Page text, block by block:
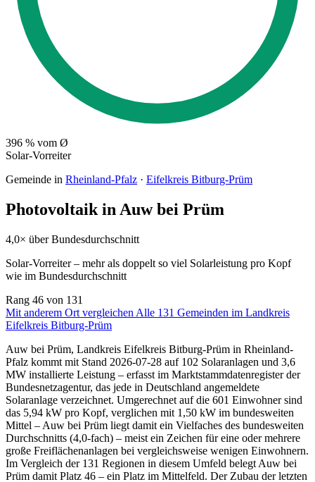
396 % vom Ø
Solar-Vorreiter
Gemeinde in Rheinland-Pfalz · Eifelkreis Bitburg-Prüm
Photovoltaik in Auw bei Prüm
4,0× über Bundesdurchschnitt
Solar-Vorreiter – mehr als doppelt so viel Solarleistung pro Kopf
wie im Bundesdurchschnitt
Rang 46 von 131
Mit anderem Ort vergleichen Alle 131 Gemeinden im Landkreis
Eifelkreis Bitburg-Prüm
Auw bei Prüm, Landkreis Eifelkreis Bitburg-Prüm in Rheinland-
Pfalz kommt mit Stand 2026-07-28 auf 102 Solaranlagen und 3,6
MW installierte Leistung – erfasst im Marktstammdatenregister der
Bundesnetzagentur, das jede in Deutschland angemeldete
Solaranlage verzeichnet. Umgerechnet auf die 601 Einwohner sind
das 5,94 kW pro Kopf, verglichen mit 1,50 kW im bundesweiten
Mittel – Auw bei Prüm liegt damit ein Vielfaches des bundesweiten
Durchschnitts (4,0-fach) – meist ein Zeichen für eine oder mehrere
große Freiflächenanlagen bei vergleichsweise wenigen Einwohnern.
Im Vergleich der 131 Regionen in diesem Umfeld belegt Auw bei
Prüm damit Platz 46 – ein Platz im Mittelfeld. Der Zubau der letzten